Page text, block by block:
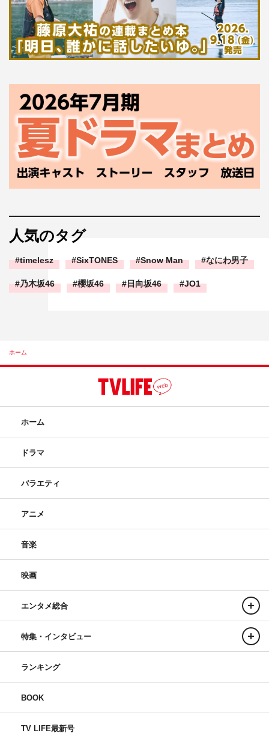
人気のタグ
timelesz SixTONES Snow Man なにわ男子
乃木坂46 櫻坂46 日向坂46 JO1
ホーム
ホーム
ドラマ
バラエティ
アニメ
音楽
映画
エンタメ総合
特集・インタビュー
ランキング
BOOK
TV LIFE最新号